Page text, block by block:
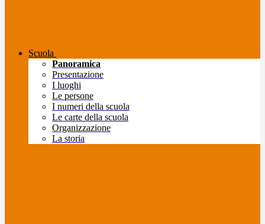
Scuola
Panoramica
Presentazione
I luoghi
Le persone
I numeri della scuola
Le carte della scuola
Organizzazione
La storia